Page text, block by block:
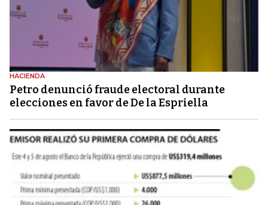
HACIENDA
Petro denunció fraude electoral durante
elecciones en favor de De la Espriella